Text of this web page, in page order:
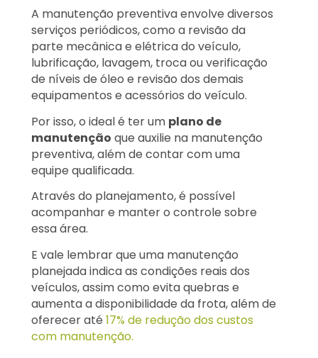
A manutenção preventiva envolve diversos
serviços periódicos, como a revisão da
parte mecânica e elétrica do veículo,
lubrificação, lavagem, troca ou verificação
de níveis de óleo e revisão dos demais
equipamentos e acessórios do veículo.
Por isso, o ideal é ter um plano de
manutenção que auxilie na manutenção
preventiva, além de contar com uma
equipe qualificada.
Através do planejamento, é possível
acompanhar e manter o controle sobre
essa área.
E vale lembrar que uma manutenção
planejada indica as condições reais dos
veículos, assim como evita quebras e
aumenta a disponibilidade da frota, além de
oferecer até 17% de redução dos custos
com manutenção.